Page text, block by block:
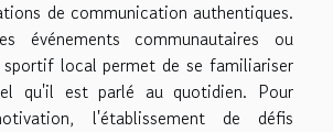
de communication authentiques.
événements communautaires ou
local permet de se familiariser
qu'il est parlé au quotidien. Pour
l'établissement de défis